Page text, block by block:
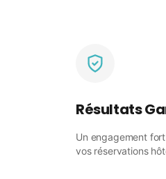
Résultats
Un engagement
vos réservations